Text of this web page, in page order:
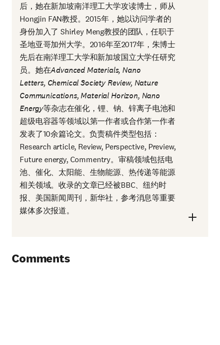
后，她在新加坡南洋理工大学攻读博士，师从
Hongjin FAN教授。2015年，她以访问学者的
身份加入了 Shirley Meng教授的团队，任职于
圣地亚哥加州大学。2016年至2017年，朱博士
先后在南洋理工大学和新加坡国立大学任研究
员。她在Advanced Materials, Nano
Letters, Chemical Society Review, Nature
Communications, Material Horizon, Nano
Energy等杂志在催化，锂、钠、锌离子电池和
超级电容器等领域以第一作者或合作第一作者
发表了10余篇论文。负责稿件类型包括：
Research article, Review, Perspective, Preview,
Future energy, Commentry。审稿领域包括电
池、催化、太阳能、生物能源、热传递等能源
相关领域。收录的文章已经被BBC、纽约时
报、美国新闻周刊，新华社，参考消息等重要
媒体多次报道。
Comments